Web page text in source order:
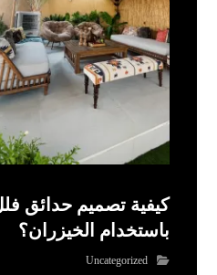
كيفية تصميم حدائق
باستخدام الخيزران؟
Uncategorized